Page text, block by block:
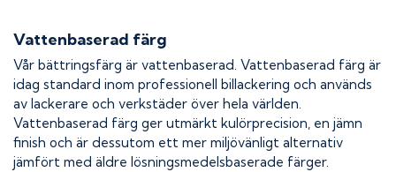
Vattenbaserad färg
Vår bättringsfärg är vattenbaserad. Vattenbaserad färg är
idag standard inom professionell billackering och används
av lackerare och verkstäder över hela världen.
Vattenbaserad färg ger utmärkt kulörprecision, en jämn
finish och är dessutom ett mer miljövänligt alternativ
jämfört med äldre lösningsmedelsbaserade färger.